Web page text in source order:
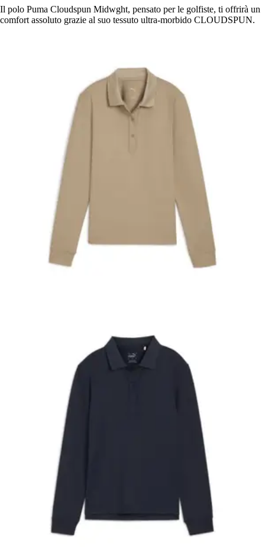
Il polo Puma Cloudspun Midwght, pensato per le golfiste, ti offrirà un
comfort assoluto grazie al suo tessuto ultra-morbido CLOUDSPUN.